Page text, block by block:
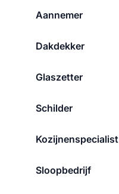
Aannemer
Dakdekker
Glaszetter
Schilder
Kozijnenspecialist
Sloopbedrijf